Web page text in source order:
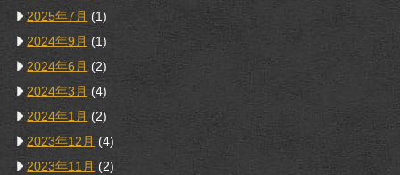
2025年7月 (1)
2024年9月 (1)
2024年6月 (2)
2024年3月 (4)
2024年1月 (2)
2023年12月 (4)
2023年11月 (2)